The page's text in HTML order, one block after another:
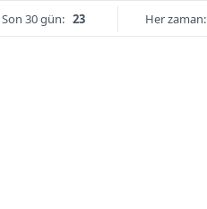
Son 30 gün: 23 Her zaman: